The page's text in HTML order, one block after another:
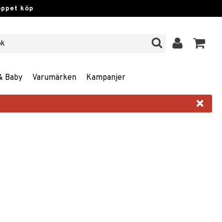
köp
Baby Varumärken Kampanjer
×